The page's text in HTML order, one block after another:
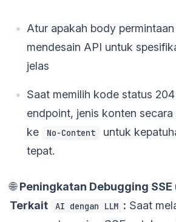
Atur apakah body
mendesain API untuk
jelas
Saat memilih kode status
endpoint, jenis konten
ke
No-Content
untuk
tepat.
🌐Peningkatan Debugging
Terkait
AI dengan LLM : Saat